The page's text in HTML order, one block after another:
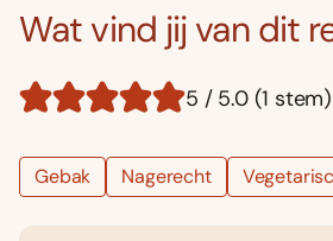
Wat vind jij van dit
5 / 5.0 (1 stem)
Gebak Nagerecht